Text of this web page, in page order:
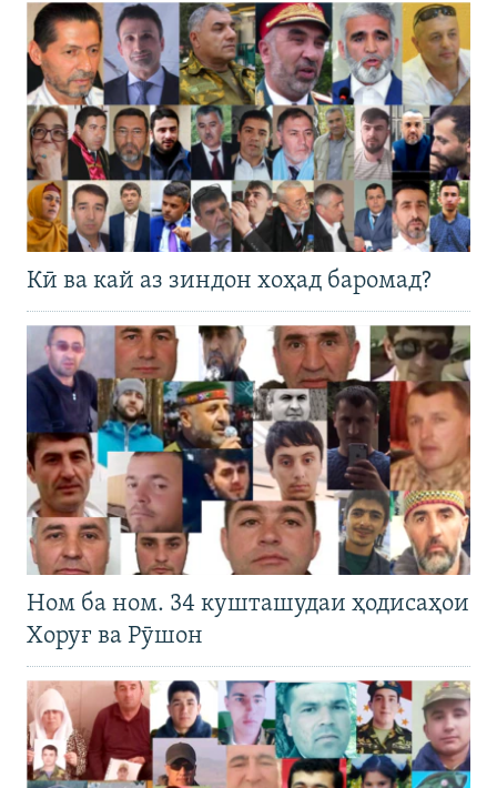
Кӣ ва кай аз зиндон хоҳад баромад?
Ном ба ном. 34 кушташудаи ҳодисаҳои
Хоруғ ва Рӯшон